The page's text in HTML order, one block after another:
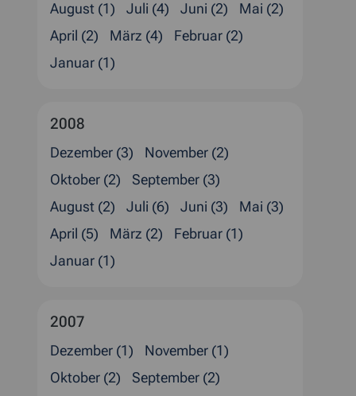
August (1)
Juli (4) Juni (2)
Mai (2)
April (2)
März (4)
Februar (2)
Januar (1)
2008
Dezember (3)
November (2)
Oktober (2)
September (3)
August (2)
Juli (6) Juni (3)
Mai (3)
April (5)
März (2)
Februar (1)
Januar (1)
2007
Dezember (1)
November (1)
Oktober (2)
September (2)